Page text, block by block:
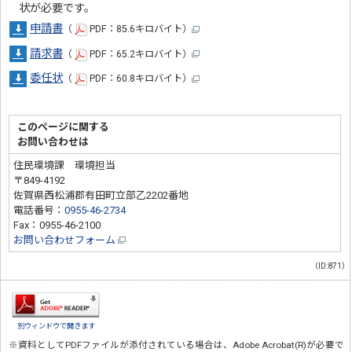
状が必要です。
申請書 （ PDF：85.6キロバイト）
請求書 （ PDF：65.2キロバイト）
委任状（ PDF：60.8キロバイト）
このページに関する
お問い合わせは
住民環境課 環境担当
〒849-4192
佐賀県西松浦郡有田町立部乙2202番地
電話番号：0955-46-2734
Fax：0955-46-2100
お問い合わせフォーム
（ID:871）
別ウィンドウで開きます
※資料としてPDFファイルが添付されている場合は、 Adobe Acrobat(R)が必要で